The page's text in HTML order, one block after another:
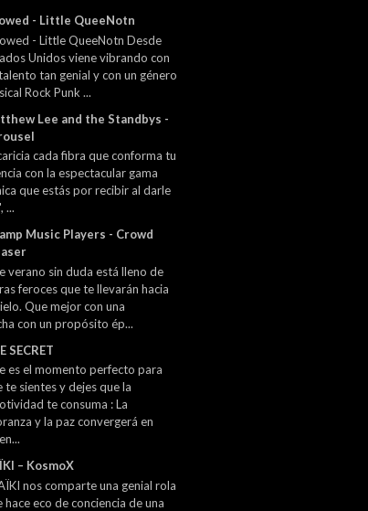
- Little QueeNotn
- Little QueeNotn Desde
Unidos viene vibrando con
tan genial y con un género
Rock Punk ...
Lee and the Standbys -
cada fibra que conforma tu
con la espectacular gama
que estás por recibir al darle
...
Music Players - Crowd
verano sin duda está lleno de
feroces que te llevarán hacia
Que mejor con una
con un propósito ép...
SECRET
es el momento perfecto para
te sientes y dejes que la
te consuma : La
y la paz convergerá en
– KosmoX
nos comparte una genial rola
hace eco de conciencia de una